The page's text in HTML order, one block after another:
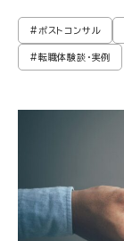
#ポストコンサル
#転職体験談・実例